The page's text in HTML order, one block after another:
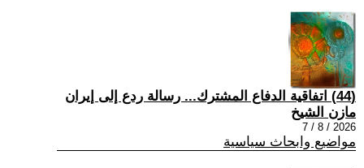
(44) اتفاقية الدفاع المشترك... رسالة ردع إلى إيران
مازن الشيخ
2026 / 8 / 7
مواضيع وابحاث سياسية